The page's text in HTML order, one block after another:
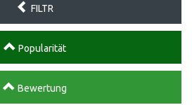
FILTR
Popularität
Bewertung